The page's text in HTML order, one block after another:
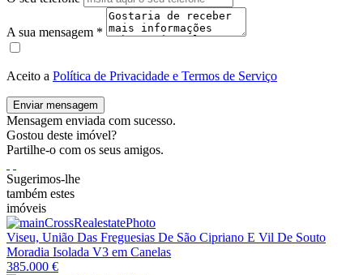
A sua mensagem *
Aceito a Política de Privacidade e Termos de Serviço
Enviar mensagem
Mensagem enviada com sucesso.
Gostou deste imóvel?
Partilhe-o com os seus amigos.
Sugerimos-lhe
também estes
imóveis
Viseu, União Das Freguesias De São Cipriano E Vil De Souto
Moradia Isolada V3 em Canelas
385.000 €